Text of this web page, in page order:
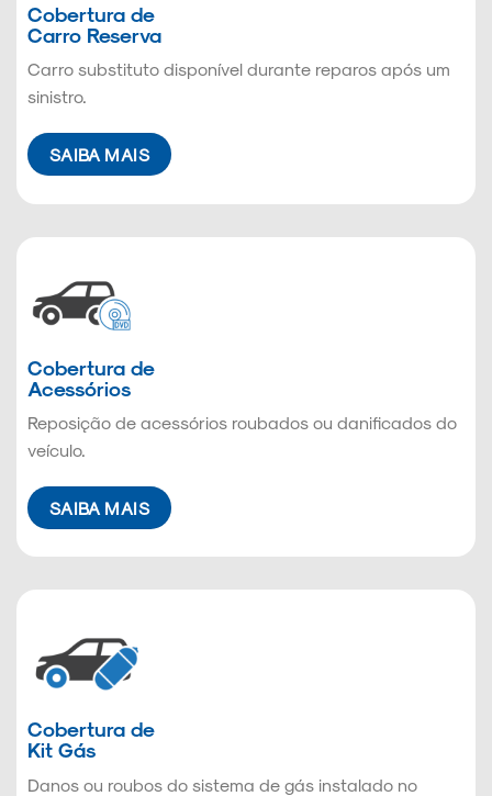
Cobertura de
Carro Reserva
Carro substituto disponível durante reparos após um
sinistro.
SAIBA MAIS
Cobertura de
Acessórios
Reposição de acessórios roubados ou danificados do
veículo.
SAIBA MAIS
Cobertura de
Kit Gás
Danos ou roubos do sistema de gás instalado no